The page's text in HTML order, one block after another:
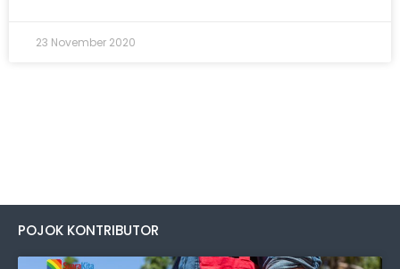
23 November 2020
POJOK KONTRIBUTOR